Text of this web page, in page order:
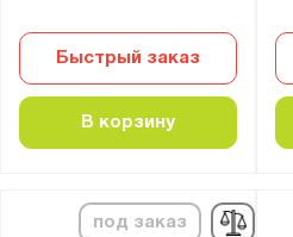
Быстрый заказ
В корзину
под заказ